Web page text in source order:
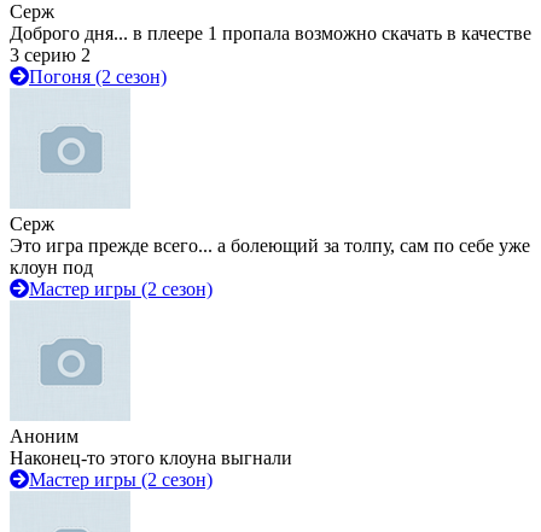
Серж
Доброго дня... в плеере 1 пропала возможно скачать в качестве
3 серию 2
Погоня (2 сезон)
Серж
Это игра прежде всего... а болеющий за толпу, сам по себе уже
клоун под
Мастер игры (2 сезон)
Аноним
Наконец-то этого клоуна выгнали
Мастер игры (2 сезон)